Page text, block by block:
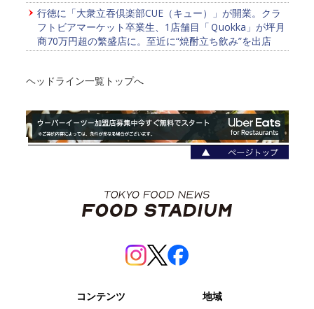
行徳に「大衆立吞倶楽部CUE（キュー）」が開業。クラ
フトビアマーケット卒業生、1店舗目「Ｑuokka」が坪月
商70万円超の繁盛店に。至近に“焼酎立ち飲み”を出店
ヘッドライン一覧トップへ
コンテンツ
地域